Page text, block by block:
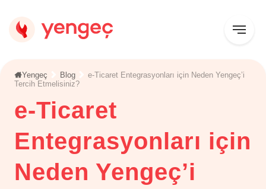
Yengeç Blog
e-Ticaret Entegrasyonları için Neden Yengeç’i
Tercih Etmelisiniz?
e-Ticaret
Entegrasyonları için
Neden Yengeç’i